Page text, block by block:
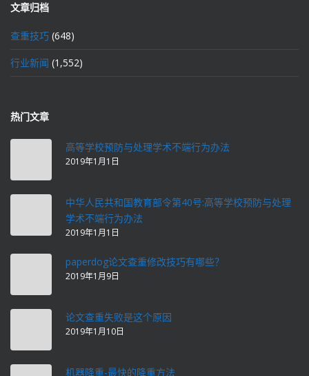
文章归档
查重技巧 (648)
行业新闻 (1,552)
热门文章
高等学校预防与处理学术不端行为办法
2019年1月1日
中华人民共和国教育部令第40号:高等学校预防与处理
学术不端行为办法
2019年1月1日
paperdog论文查重修改技巧有哪些？
2019年1月9日
论文查重失败是这个原因
2019年1月10日
机器降重-最快的降重方法